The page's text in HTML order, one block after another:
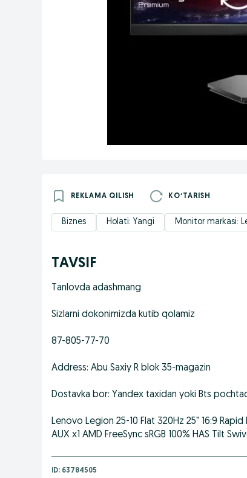
REKLAMA QILISH KOʻTARISH
Biznes Holati: Yangi Monitor markasi:
TAVSIF
Tanlovda adashmang
Sizlarni dokonimizda kutib qolamiz
87-805-77-70
Address: Abu Saxiy R blok 35-magazin
Dostavka bor: Yandex taxidan yoki Bts
Lenovo Legion 25-10 Flat 320Hz 25" 16:9 Rapid
AUX x1 AMD FreeSync sRGB 100% HAS Tilt
ID: 63784505